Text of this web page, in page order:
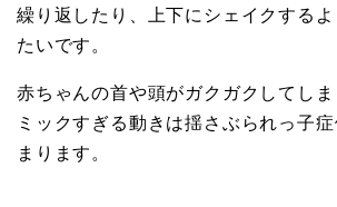
繰り返したり、上下にシェイクする
たいです。
赤ちゃんの首や頭がガクガクしてし
ミックすぎる動きは揺さぶられっ子
まります。